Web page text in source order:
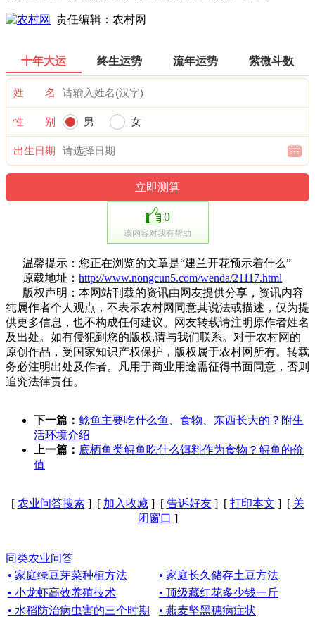
责任编辑：农村网
十年大运 终生运势 流年运势 紫微斗数
姓 名
性 别 男 女
出生日期
0
该内容对我有帮助
温馨提示：您正在浏览的文章是“建兰开花预示着什么”
原载地址： http://www.nongcun5.com/wenda/21117.html
版权声明：本网站刊载的资讯由网友提供分享，资讯内容
纯属作者个人观点，不表示农村网同意其说法或描述，仅为提
供更多信息，也不构成任何建议。网友转载请注明原作者姓名
及出处。如有侵犯到您的版权,请与我们联系。对于农村网的
原创作品，受国家知识产权保护，版权属于农村网所有。转载
务必注明出处及作者。凡用于商业用途需征得书面同意，否则
追究法律责任。
下一篇： 鲶鱼主要吃什么鱼、食物、东西长大的？附生
活环境介绍
上一篇： 底栖鱼类鲟鱼吃什么饵料作为食物？鲟鱼的价
值
[ 农业问答搜索 ] [ 加入收藏] [ 告诉好友] [ 打印本文 ] [ 关
闭窗口 ]
同类农业问答
• 家庭绿豆芽菜种植方法
• 家庭长久储存土豆方法
• 小龙虾高效养殖技术
• 顶级藏红花多少钱一斤
• 水稻防治病虫害的三个时期
• 燕麦坚黑穗病症状